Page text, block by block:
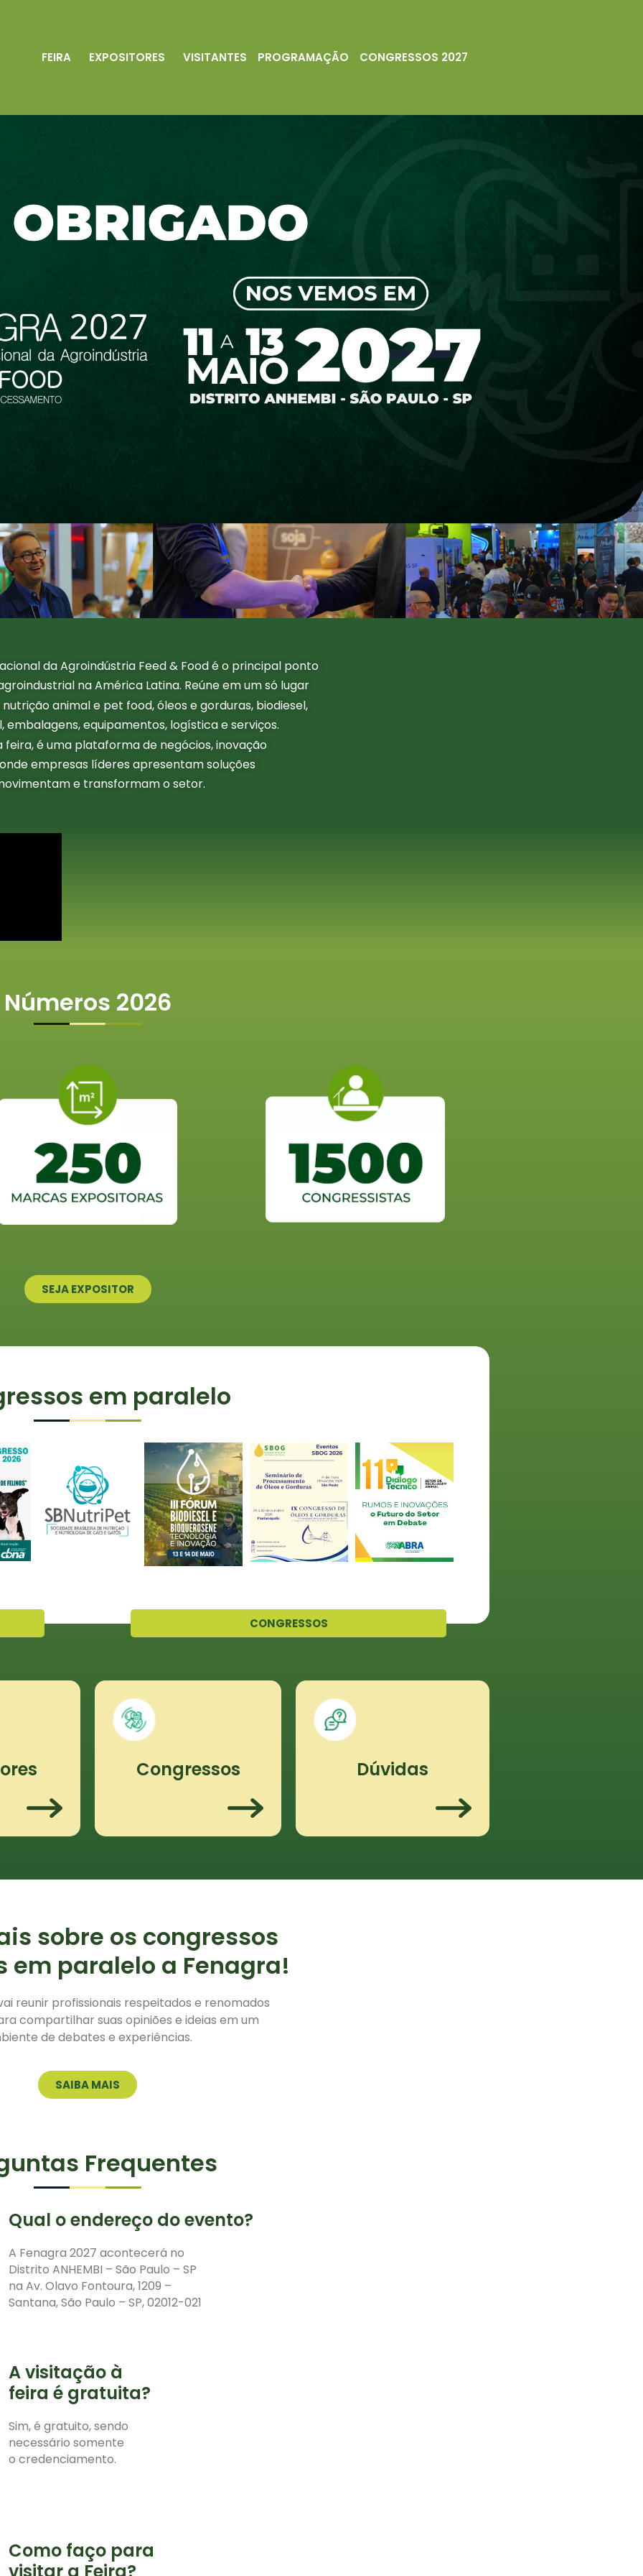
FEIRA EXPOSITORES VISITANTES PROGRAMAÇÃO CONGRESSOS 2027
da Agroindústria Feed & Food é o principal ponto
na América Latina. Reúne em um só lugar
animal e pet food, óleos e gorduras, biodiesel,
embalagens, equipamentos, logística e serviços.
feira, é uma plataforma de negócios, inovação
empresas líderes apresentam soluções
e transformam o setor.
Números 2026
SEJA EXPOSITOR
em paralelo
CONGRESSOS
Congressos Dúvidas
sobre os congressos
em paralelo a Fenagra!
reunir profissionais respeitados e renomados
compartilhar suas opiniões e ideias em um
de debates e experiências.
SAIBA MAIS
Frequentes
Qual o endereço do evento?
A Fenagra 2027 acontecerá no
Distrito ANHEMBI – São Paulo – SP
na Av. Olavo Fontoura, 1209 –
Santana, São Paulo – SP, 02012-021
A visitação à
feira é gratuita?
Sim, é gratuito, sendo
necessário somente
o credenciamento.
Como faço para